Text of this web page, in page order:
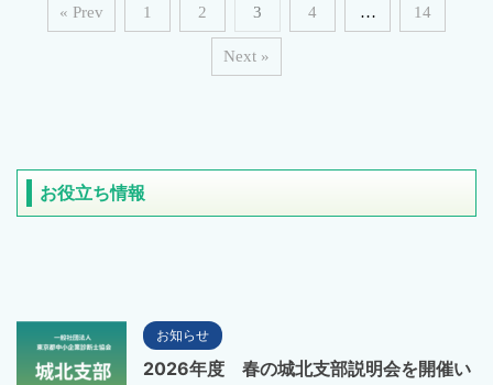
« Prev 1 2 3 4 … 14
Next »
お役立ち情報
お知らせ
2026年度 春の城北支部説明会を開催い